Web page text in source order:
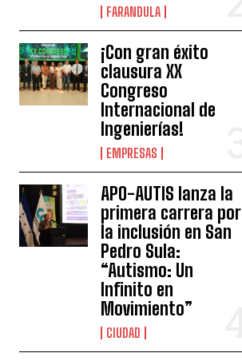
FARANDULA
¡Con gran éxito
clausura XX
Congreso
Internacional de
Ingenierías!
EMPRESAS
APO-AUTIS lanza la
primera carrera por
la inclusión en San
Pedro Sula:
“Autismo: Un
Infinito en
Movimiento”
CIUDAD